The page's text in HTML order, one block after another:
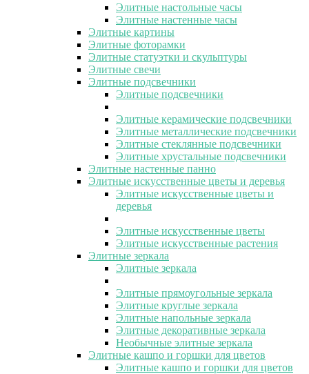
Элитные настольные часы
Элитные настенные часы
Элитные картины
Элитные фоторамки
Элитные статуэтки и скульптуры
Элитные свечи
Элитные подсвечники
Элитные подсвечники
Элитные керамические подсвечники
Элитные металлические подсвечники
Элитные стеклянные подсвечники
Элитные хрустальные подсвечники
Элитные настенные панно
Элитные искусственные цветы и деревья
Элитные искусственные цветы и
деревья
Элитные искусственные цветы
Элитные искусственные растения
Элитные зеркала
Элитные зеркала
Элитные прямоугольные зеркала
Элитные круглые зеркала
Элитные напольные зеркала
Элитные декоративные зеркала
Необычные элитные зеркала
Элитные кашпо и горшки для цветов
Элитные кашпо и горшки для цветов